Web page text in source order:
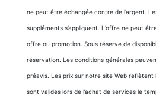
ne peut être échangée contre de l’argent.
suppléments s’appliquent. L’offre ne peut
offre ou promotion. Sous réserve de
réservation. Les conditions générales
préavis. Les prix sur notre site Web reflètent
sont valides lors de l’achat de services le